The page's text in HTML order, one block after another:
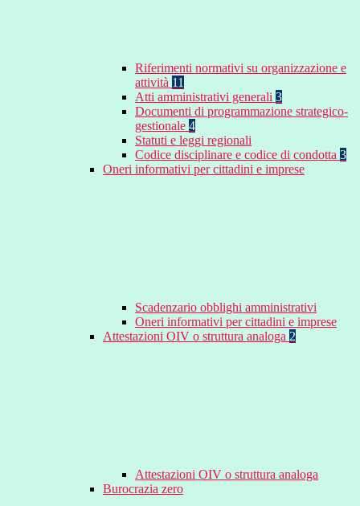
Riferimenti normativi su organizzazione e
attività 11
Atti amministrativi generali 3
Documenti di programmazione strategico-
gestionale 4
Statuti e leggi regionali
Codice disciplinare e codice di condotta 3
Oneri informativi per cittadini e imprese
Scadenzario obblighi amministrativi
Oneri informativi per cittadini e imprese
Attestazioni OIV o struttura analoga 2
Attestazioni OIV o struttura analoga
Burocrazia zero